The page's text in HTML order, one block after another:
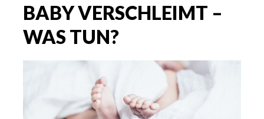
BABY VERSCHLEIMT –
WAS TUN?